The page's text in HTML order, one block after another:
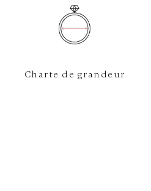
Charte de grandeur